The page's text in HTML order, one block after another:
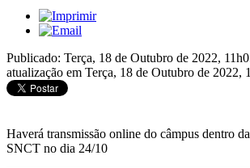
Publicado: Terça, 18 de Outubro de 2022,
atualização em Terça, 18 de Outubro de 2022,
Haverá transmissão online do câmpus dentro
SNCT no dia 24/10